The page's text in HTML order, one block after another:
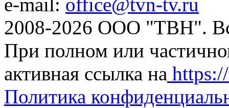
2008-2026 ООО "ТВН".
При полном или
активная ссылка на
Политика